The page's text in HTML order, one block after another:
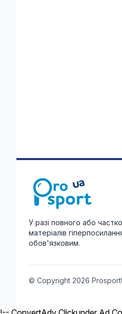
У разі повного або
матеріалів
обов'язковим.
© Copyright 2026